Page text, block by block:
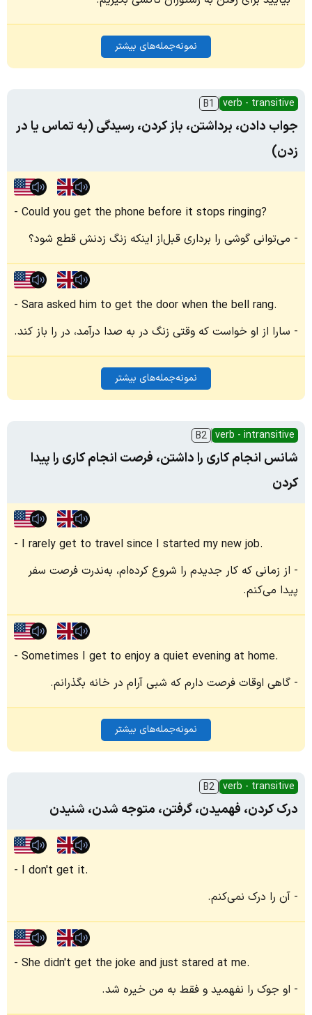
نمونه‌جمله‌های بیشتر
verb - transitive
B1
جواب دادن، برداشتن، باز کردن، رسیدگی (به تماس یا در
زدن)
Could you get the phone before it stops ringing?
می‌توانی گوشی را برداری قبل‌از اینکه زنگ زدنش قطع شود؟
Sara asked him to get the door when the bell rang.
سارا از او خواست که وقتی زنگ در به صدا درآمد، در را باز کند.
نمونه‌جمله‌های بیشتر
verb - intransitive
B2
شانس انجام کاری را داشتن، فرصت انجام کاری را پیدا
کردن
I rarely get to travel since I started my new job.
از زمانی که کار جدیدم را شروع کرده‌ام، به‌ندرت فرصت سفر
پیدا می‌کنم.
Sometimes I get to enjoy a quiet evening at home.
گاهی اوقات فرصت دارم که شبی آرام در خانه بگذرانم.
نمونه‌جمله‌های بیشتر
verb - transitive
B2
درک کردن، فهمیدن، گرفتن، متوجه شدن، شنیدن
I don't get it.
آن را درک نمی‌کنم.
She didn't get the joke and just stared at me.
او جوک را نفهمید و فقط به من خیره شد.